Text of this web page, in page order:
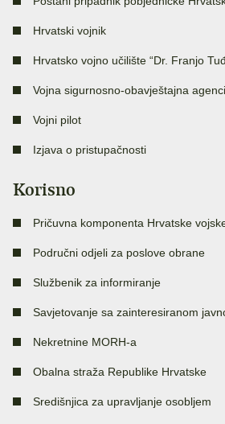
Hrvatski vojnik
Hrvatsko vojno učilište “Dr. Franjo
Vojna sigurnosno-obavještajna
Vojni pilot
Izjava o pristupačnosti
Korisno
Pričuvna komponenta Hrvatske
Područni odjeli za poslove obrane
Službenik za informiranje
Savjetovanje sa zainteresiranom
Nekretnine MORH-a
Obalna straža Republike Hrvatske
Središnjica za upravljanje osobljem